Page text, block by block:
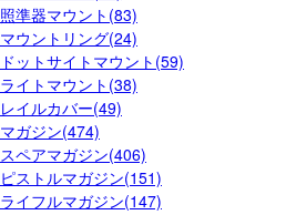
照準器マウント(83)
マウントリング(24)
ドットサイトマウント(59)
ライトマウント(38)
レイルカバー(49)
マガジン(474)
スペアマガジン(406)
ピストルマガジン(151)
ライフルマガジン(147)